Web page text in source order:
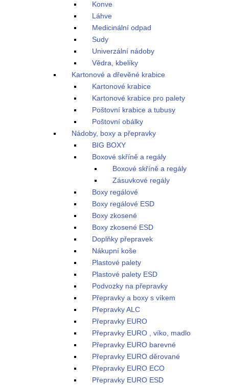
Konve
Láhve
Medicinální odpad
Sudy
Univerzální nádoby
Vědra, kbelíky
Kartonové a dřevěné krabice
Kartonové krabice
Kartonové krabice pro palety
Poštovní krabice a tubusy
Poštovní obálky
Nádoby, boxy a přepravky
BIG BOXY
Boxové skříně a regály
Boxové skříně a regály
Zásuvkové regály
Boxy regálové
Boxy regálové ESD
Boxy zkosené
Boxy zkosené ESD
Doplňky přepravek
Nákupní koše
Plastové palety
Plastové palety ESD
Podvozky na přepravky
Přepravky a boxy s víkem
Přepravky ALC
Přepravky EURO
Přepravky EURO , víko, madlo
Přepravky EURO barevné
Přepravky EURO děrované
Přepravky EURO ECO
Přepravky EURO ESD